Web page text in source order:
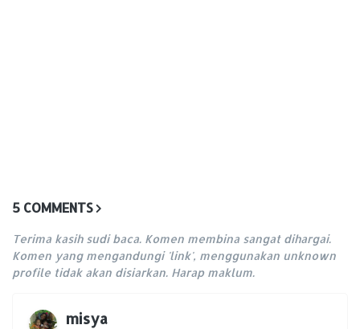
5 COMMENTS
Terima kasih sudi baca. Komen membina sangat dihargai.
Komen yang mengandungi 'link', menggunakan unknown
profile tidak akan disiarkan. Harap maklum.
misya